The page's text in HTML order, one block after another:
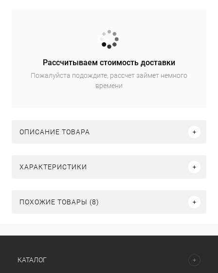
Рассчитываем стоимость доставки
Пожалуйста подождите, рассчет займет немного
времени
ОПИСАНИЕ ТОВАРА
ХАРАКТЕРИСТИКИ
ПОХОЖИЕ ТОВАРЫ (8)
КАТАЛОГ